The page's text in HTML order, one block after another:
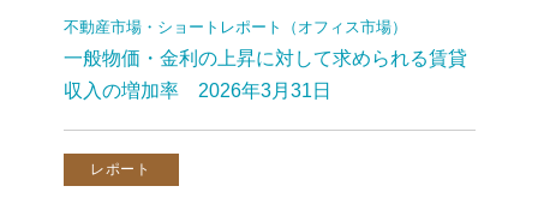
不動産市場・ショートレポート（オフィス市場）
一般物価・金利の上昇に対して求められる賃貸
収入の増加率 2026年3月31日
レポート